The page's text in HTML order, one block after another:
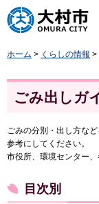
大村市
ホーム > くらしの情報 >
ごみ出しガ
ごみの分別・出し方な
参考にしてください。
市役所、環境センター、
目次別